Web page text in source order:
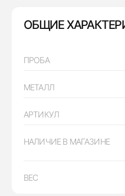
ОБЩИЕ
ПРОБА
МЕТАЛЛ
АРТИКУЛ
НАЛИЧИЕ В МАГАЗИНЕ
ВЕС